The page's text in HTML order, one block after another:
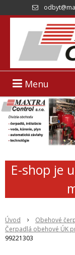
Menu
E-shop je
Úvod Obehové
Čerpadlá obehové ÚK
99221303